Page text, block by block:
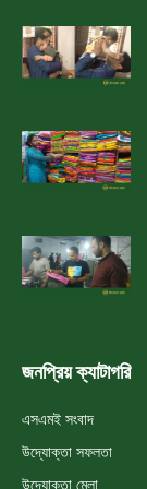
জনপ্রিয় ক্যাটাগরি
এসএমই সংবাদ
উদ্যোক্তা সফলতা
উদ্যোক্তা মেলা